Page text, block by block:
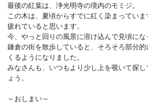
最後の紅葉は、浄光明寺の境内のモミジ。
この木は、夏頃からすでに紅く染まってい
疲れていると思います。
今、やっと回りの風景に溶け込んで見頃にな
鎌倉の街を散歩していると、そろそろ部分
くるようになりました。
みなさんも、いつもより少し上を覗いて探
ょう。
～おしまい～